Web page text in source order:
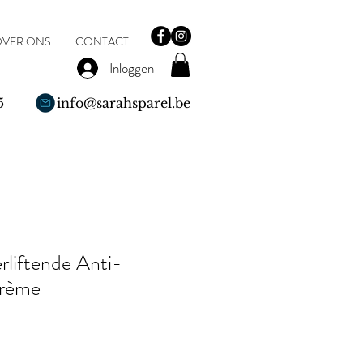
Inloggen
info@sarahsparel.be
Anti-
ONS CONTACT